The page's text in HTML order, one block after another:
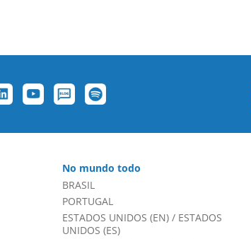
No mundo todo
BRASIL
PORTUGAL
ESTADOS UNIDOS (EN)/ ESTADOS
UNIDOS (ES)